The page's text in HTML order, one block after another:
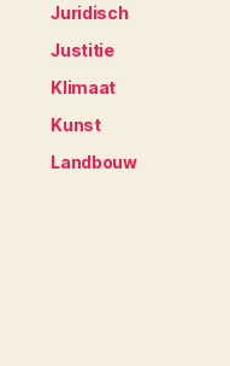
Juridisch
Justitie
Klimaat
Kunst
Landbouw